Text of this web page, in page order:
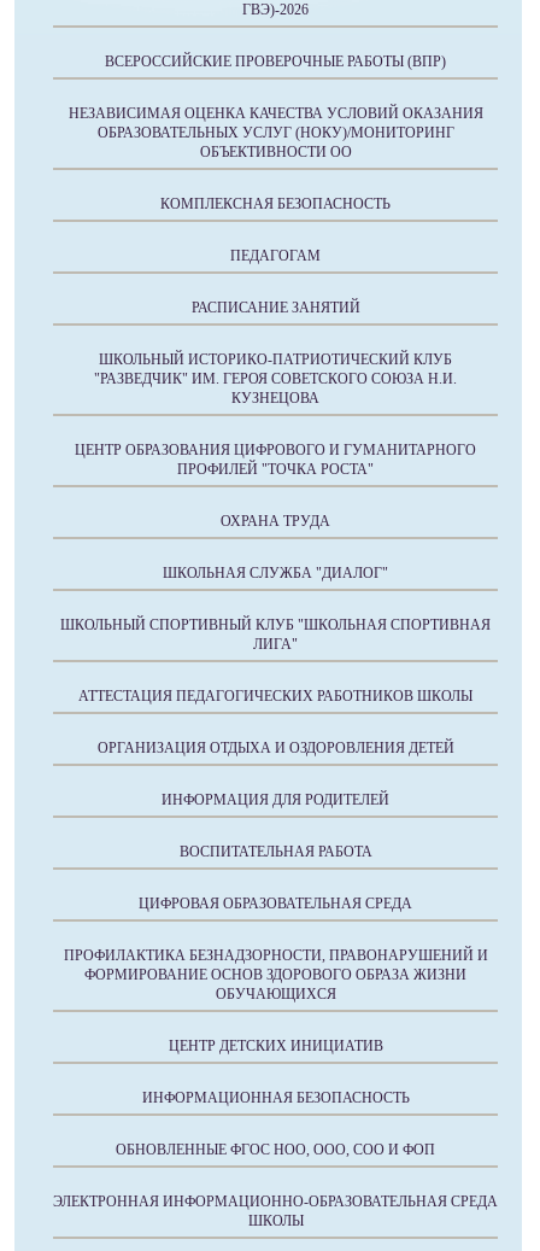
ГВЭ)-2026
ВСЕРОССИЙСКИЕ ПРОВЕРОЧНЫЕ РАБОТЫ (ВПР)
НЕЗАВИСИМАЯ ОЦЕНКА КАЧЕСТВА УСЛОВИЙ ОКАЗАНИЯ
ОБРАЗОВАТЕЛЬНЫХ УСЛУГ (НОКУ)/МОНИТОРИНГ
ОБЪЕКТИВНОСТИ ОО
КОМПЛЕКСНАЯ БЕЗОПАСНОСТЬ
ПЕДАГОГАМ
РАСПИСАНИЕ ЗАНЯТИЙ
ШКОЛЬНЫЙ ИСТОРИКО-ПАТРИОТИЧЕСКИЙ КЛУБ
"РАЗВЕДЧИК" ИМ. ГЕРОЯ СОВЕТСКОГО СОЮЗА Н.И.
КУЗНЕЦОВА
ЦЕНТР ОБРАЗОВАНИЯ ЦИФРОВОГО И ГУМАНИТАРНОГО
ПРОФИЛЕЙ "ТОЧКА РОСТА"
ОХРАНА ТРУДА
ШКОЛЬНАЯ СЛУЖБА "ДИАЛОГ"
ШКОЛЬНЫЙ СПОРТИВНЫЙ КЛУБ "ШКОЛЬНАЯ СПОРТИВНАЯ
ЛИГА"
АТТЕСТАЦИЯ ПЕДАГОГИЧЕСКИХ РАБОТНИКОВ ШКОЛЫ
ОРГАНИЗАЦИЯ ОТДЫХА И ОЗДОРОВЛЕНИЯ ДЕТЕЙ
ИНФОРМАЦИЯ ДЛЯ РОДИТЕЛЕЙ
ВОСПИТАТЕЛЬНАЯ РАБОТА
ЦИФРОВАЯ ОБРАЗОВАТЕЛЬНАЯ СРЕДА
ПРОФИЛАКТИКА БЕЗНАДЗОРНОСТИ, ПРАВОНАРУШЕНИЙ И
ФОРМИРОВАНИЕ ОСНОВ ЗДОРОВОГО ОБРАЗА ЖИЗНИ
ОБУЧАЮЩИХСЯ
ЦЕНТР ДЕТСКИХ ИНИЦИАТИВ
ИНФОРМАЦИОННАЯ БЕЗОПАСНОСТЬ
ОБНОВЛЕННЫЕ ФГОС НОО, ООО, СОО И ФОП
ЭЛЕКТРОННАЯ ИНФОРМАЦИОННО-ОБРАЗОВАТЕЛЬНАЯ СРЕДА
ШКОЛЫ